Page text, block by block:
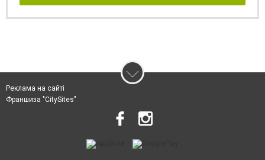
Реклама на сайті
Франшиза "CitySites"